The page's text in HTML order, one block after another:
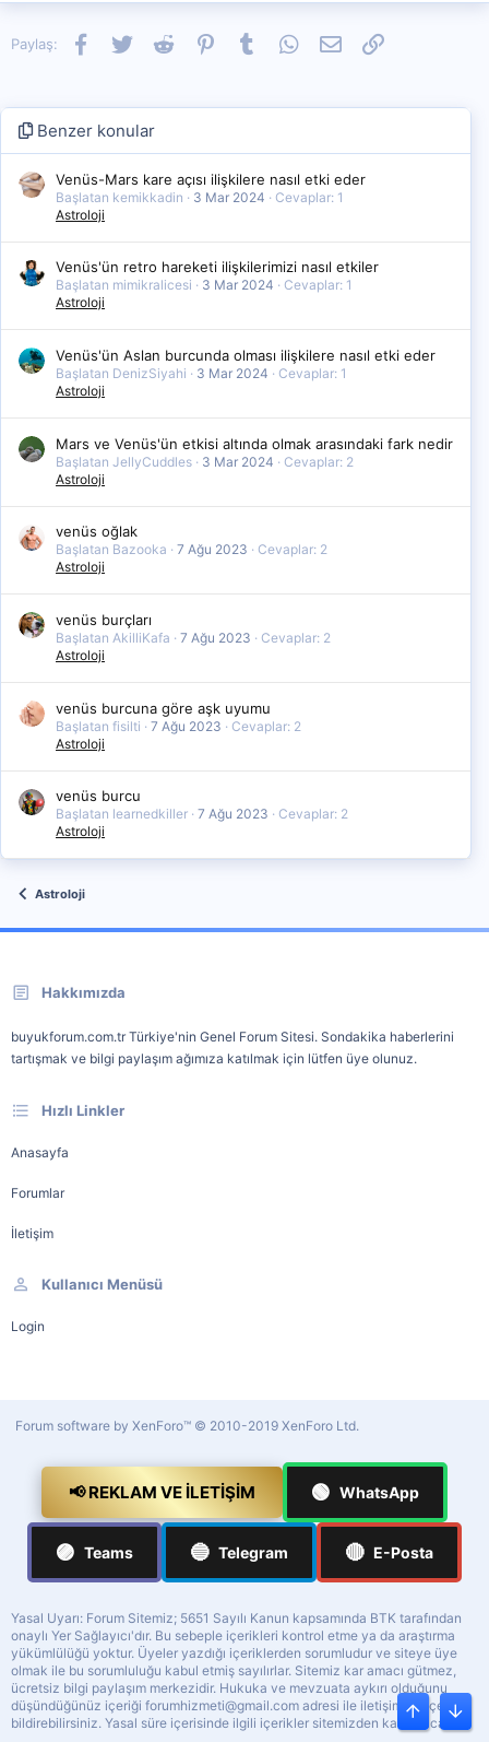
Paylaş: Facebook
TwitterReddit PinterestTumblrWhatsApp
E-postaLink
Benzer konular
Venüs-Mars kare açısı ilişkilere nasıl etki eder
Başlatan kemikkadin 3 Mar 2024
Cevaplar: 1
Astroloji
Venüs'ün retro hareketi ilişkilerimizi nasıl etkiler
Başlatan mimikralicesi 3 Mar 2024
Cevaplar: 1
Astroloji
Venüs'ün Aslan burcunda olması ilişkilere nasıl etki eder
Başlatan DenizSiyahi 3 Mar 2024
Cevaplar: 1
Astroloji
Mars ve Venüs'ün etkisi altında olmak arasındaki fark nedir
Başlatan JellyCuddles 3 Mar 2024
Cevaplar: 2
Astroloji
venüs oğlak
Başlatan Bazooka 7 Ağu 2023
Cevaplar: 2
Astroloji
venüs burçları
Başlatan AkilliKafa 7 Ağu 2023
Cevaplar: 2
Astroloji
venüs burcuna göre aşk uyumu
Başlatan fisilti 7 Ağu 2023
Cevaplar: 2
Astroloji
venüs burcu
Başlatan learnedkiller 7 Ağu 2023
Cevaplar: 2
Astroloji
Astroloji
Hakkımızda
buyukforum.com.tr Türkiye'nin Genel Forum Sitesi. Sondakika haberlerini
tartışmak ve bilgi paylaşım ağımıza katılmak için lütfen üye olunuz.
Hızlı Linkler
Anasayfa
Forumlar
İletişim
Kullanıcı Menüsü
Login
Forum software by XenForo™ © 2010-2019 XenForo Ltd.
📢 REKLAM VE İLETIŞIM 🟢 WhatsApp
🟣 Teams 🔵 Telegram 🔴 E-Posta
Yasal Uyarı: Forum Sitemiz; 5651 Sayılı Kanun kapsamında BTK tarafından
onaylı Yer Sağlayıcı'dır. Bu sebeple içerikleri kontrol etme ya da araştırma
yükümlülüğü yoktur. Üyeler yazdığı içeriklerden sorumludur ve siteye üye
olmak ile bu sorumluluğu kabul etmiş sayılırlar. Sitemiz kar amacı gütmez,
ücretsiz bilgi paylaşım merkezidir. Hukuka ve mevzuata aykırı olduğunu
düşündüğünüz içeriği forumhizmeti@gmail.com adresi ile iletişime geçerek
bildirebilirsiniz. Yasal süre içerisinde ilgili içerikler sitemizden kaldırılacaktır.
Üst Alt